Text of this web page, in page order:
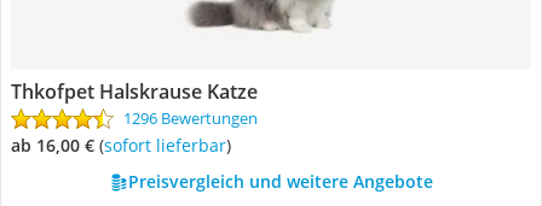
Thkofpet Halskrause Katze
1296 Bewertungen
ab 16,00 € ( Sofort lieferbar)
Preisvergleich und weitere Angebote